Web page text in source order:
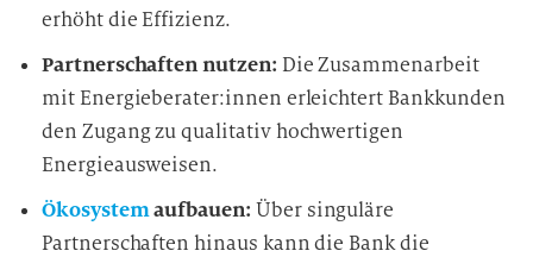
erhöht die Effizienz.
Partnerschaften nutzen: Die Zusammenarbeit
mit Energieberater:innen erleichtert Bankkunden
den Zugang zu qualitativ hochwertigen
Energieausweisen.
Ökosystemaufbauen: Über singuläre
Partnerschaften hinaus kann die Bank die